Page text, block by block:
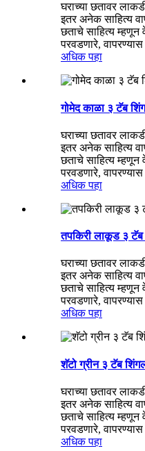
घराच्या छतावर
इतर अनेक साहित्य
छताचे साहित्य
परवडणारे,
अधिक पहा
गोमेद काळा ३ टॅब
घराच्या छतावर
इतर अनेक साहित्य
छताचे साहित्य
परवडणारे,
अधिक पहा
तपकिरी लाकूड ३
घराच्या छतावर
इतर अनेक साहित्य
छताचे साहित्य
परवडणारे,
अधिक पहा
शॅटो ग्रीन ३ टॅब
घराच्या छतावर
इतर अनेक साहित्य
छताचे साहित्य
परवडणारे,
अधिक पहा